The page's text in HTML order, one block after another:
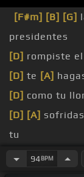
[F#m] [B] [G]
presidentes
[D] rompiste el
[D] te [A]
[D] como tu
[D] [A]
tu
me hiciste
94BPM